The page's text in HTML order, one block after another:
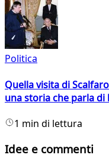
Politica
Quella visita di
una storia che parla di
1 min di lettura
Idee e commenti